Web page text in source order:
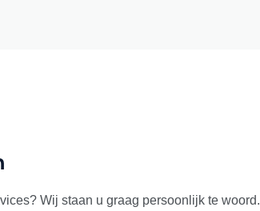
Wij staan u graag persoonlijk te woord.